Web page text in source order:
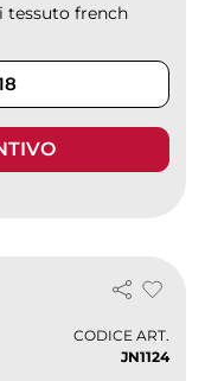
tessuto french
CODICE ART.
JN1124